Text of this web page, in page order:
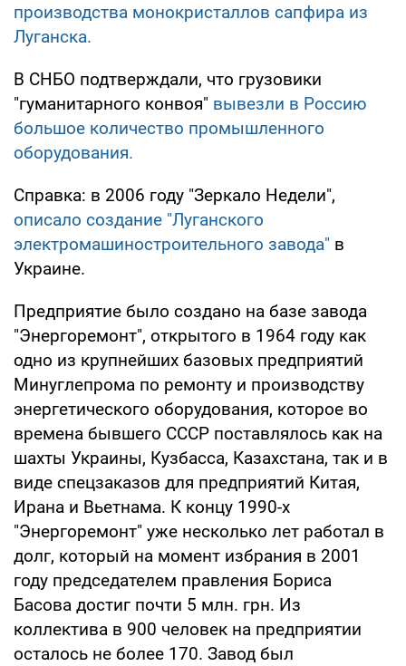
производства монокристаллов сапфира из
Луганска.
В СНБО подтверждали, что грузовики
"гуманитарного конвоя" вывезли в Россию
большое количество промышленного
оборудования.
Справка: в 2006 году "Зеркало Недели",
описало создание "Луганского
электромашиностроительного завода" в
Украине.
Предприятие было создано на базе завода
"Энергоремонт", открытого в 1964 году как
одно из крупнейших базовых предприятий
Минуглепрома по ремонту и производству
энергетического оборудования, которое во
времена бывшего СССР поставлялось как на
шахты Украины, Кузбасса, Казахстана, так и в
виде спецзаказов для предприятий Китая,
Ирана и Вьетнама. К концу 1990-х
"Энергоремонт" уже несколько лет работал в
долг, который на момент избрания в 2001
году председателем правления Бориса
Басова достиг почти 5 млн. грн. Из
коллектива в 900 человек на предприятии
осталось не более 170. Завод был